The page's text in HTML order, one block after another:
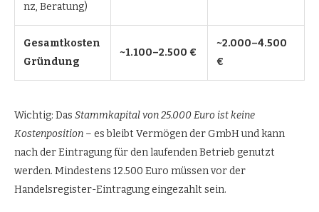
nz, Beratung)
Gesamtkosten
Gründung
~1.100–2.500 €
~2.000–4.500
€
Wichtig: Das Stammkapital von 25.000 Euro ist keine
Kostenposition – es bleibt Vermögen der GmbH und kann
nach der Eintragung für den laufenden Betrieb genutzt
werden. Mindestens 12.500 Euro müssen vor der
Handelsregister-Eintragung eingezahlt sein.